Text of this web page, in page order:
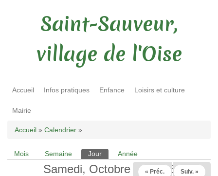
Saint-Sauveur,
village de l'Oise
Accueil Infos pratiques Enfance Loisirs et culture
Mairie
Vous êtes ici
Accueil » Calendrier »
Onglets principaux
Mois Semaine Jour (onglet actif)
Année
Samedi, Octobre 18 2025
« Préc. Suiv. »